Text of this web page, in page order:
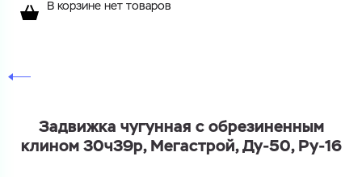
В корзине нет товаров
Задвижка чугунная с обрезиненным
клином 30ч39р, Мегастрой, Ду-50, Ру-16